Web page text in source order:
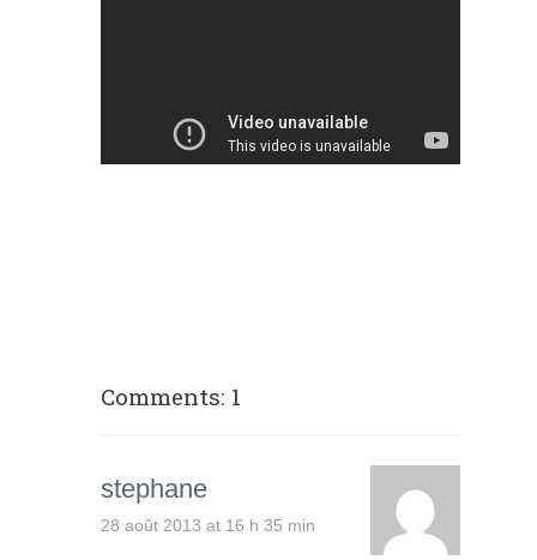
Comments: 1
stephane
28 août 2013 at 16 h 35 min